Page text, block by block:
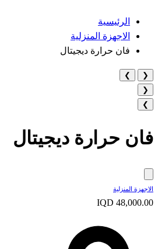
الرئيسية
الاجهزة المنزلية
فان حرارة ديجيتال
❮
❯
❮
❯
فان حرارة ديجيتال
الاجهزة المنزلية
IQD 48,000.00